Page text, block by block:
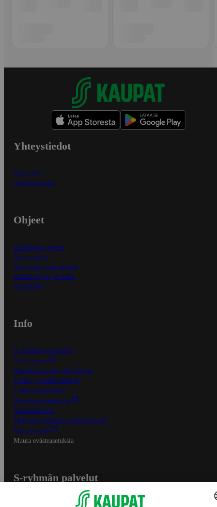
Yhteystiedot
Myymälät
Asiakaspalvelu
Ohjeet
Ensitilaajan ohjeet
Näin maksat
Näin tilaat ja muokkaat
Kaikki ohjeet ja vinkit
In English
Info
S-Business yrityksille
Oiva-raportit
Osuuskauppojen yhteystiedot
Tilaus- ja toimitusehdot
Tietosuojakäytäntö
Palvelun käyttöehdot
Saavutettavuus
Mobiilisovelluksen saavutettavuus
Mainostajalle
Muuta evästeasetuksia
S-ryhmän palvelut